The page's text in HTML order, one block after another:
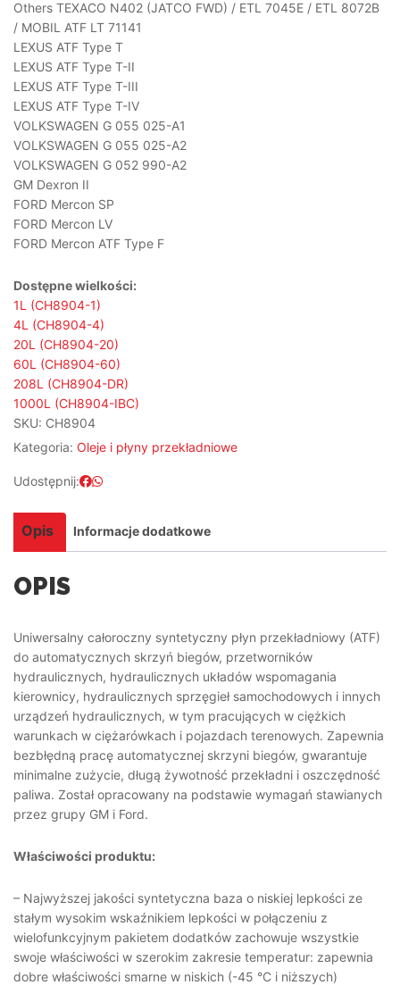
Others TEXACO N402 (JATCO FWD) / ETL 7045E / ETL 8072B
/ MOBIL ATF LT 71141
LEXUS ATF Type T
LEXUS ATF Type T-II
LEXUS ATF Type T-III
LEXUS ATF Type T-IV
VOLKSWAGEN G 055 025-A1
VOLKSWAGEN G 055 025-A2
VOLKSWAGEN G 052 990-A2
GM Dexron II
FORD Mercon SP
FORD Mercon LV
FORD Mercon ATF Type F
Dostępne wielkości:
1L (CH8904-1)
4L (CH8904-4)
20L (CH8904-20)
60L (CH8904-60)
208L (CH8904-DR)
1000L (CH8904-IBC)
SKU: CH8904
Kategoria: Oleje i płyny przekładniowe
Udostępnij:
Opis Informacje dodatkowe
OPIS
Uniwersalny całoroczny syntetyczny płyn przekładniowy (ATF)
do automatycznych skrzyń biegów, przetworników
hydraulicznych, hydraulicznych układów wspomagania
kierownicy, hydraulicznych sprzęgieł samochodowych i innych
urządzeń hydraulicznych, w tym pracujących w ciężkich
warunkach w ciężarówkach i pojazdach terenowych. Zapewnia
bezbłędną pracę automatycznej skrzyni biegów, gwarantuje
minimalne zużycie, długą żywotność przekładni i oszczędność
paliwa. Został opracowany na podstawie wymagań stawianych
przez grupy GM i Ford.
Właściwości produktu:
– Najwyższej jakości syntetyczna baza o niskiej lepkości ze
stałym wysokim wskaźnikiem lepkości w połączeniu z
wielofunkcyjnym pakietem dodatków zachowuje wszystkie
swoje właściwości w szerokim zakresie temperatur: zapewnia
dobre właściwości smarne w niskich (-45 °C i niższych)